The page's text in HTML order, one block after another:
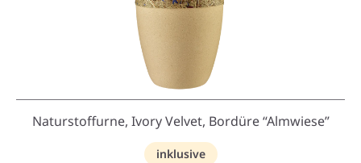
Naturstoffurne, Ivory Velvet, Bordüre “Almwiese”
inklusive